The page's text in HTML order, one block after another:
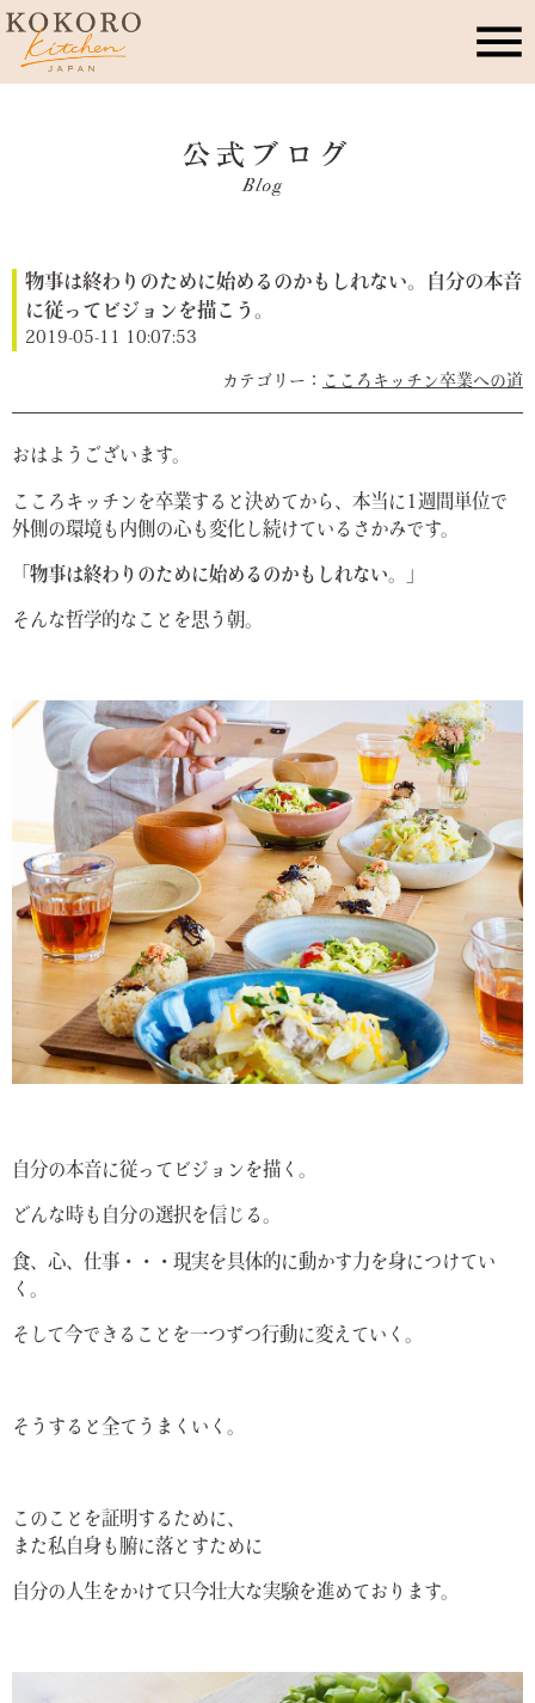
こころキッチンとは
レッスン・イベント
季節のこころレシピ
お問合せ
物事は終わりのために始めるのかもしれない。自分の本音
に従ってビジョンを描こう。
2019-05-11 10:07:53
こころキッチン卒業への道
おはようございます。
こころキッチンを卒業すると決めてから、本当に1週間単位で
外側の環境も内側の心も変化し続けているさかみです。
「物事は終わりのために始めるのかもしれない。」
そんな哲学的なことを思う朝。
自分の本音に従ってビジョンを描く。
どんな時も自分の選択を信じる。
食、心、仕事・・・現実を具体的に動かす力を身につけてい
く。
そして今できることを一つずつ行動に変えていく。
そうすると全てうまくいく。
このことを証明するために、
また私自身も腑に落とすために
自分の人生をかけて只今壮大な実験を進めております。